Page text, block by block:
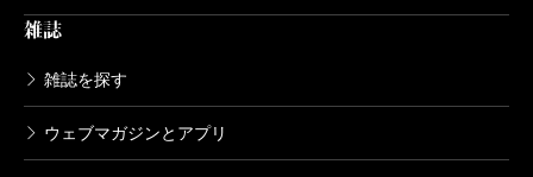
雑誌
雑誌を探す
ウェブマガジンとアプリ